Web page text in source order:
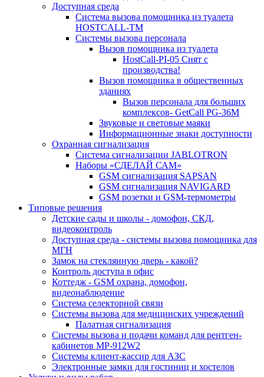
Доступная среда
Система вызова помощника из туалета
HOSTCALL-TM
Системы вызова персонала
Вызов помощника из туалета
HostCall-PI-05 Снят с
производства!
Вызов помощника в общественных
зданиях
Вызов персонала для больших
комплексов- GetCall PG-36M
Звуковые и световые маяки
Информационные знаки доступности
Охранная сигнализация
Система сигнализации JABLOTRON
Наборы «СДЕЛАЙ САМ»
GSM сигнализация SAPSAN
GSM сигнализация NAVIGARD
GSM розетки и GSM-термометры
Типовые решения
Детские сады и школы - домофон, СКД,
видеоконтроль
Доступная среда - системы вызова помощника для
МГН
Замок на стеклянную дверь - какой?
Контроль доступа в офис
Коттедж - GSM охрана, домофон,
видеонаблюдение
Система селекторной связи
Системы вызова для медицинских учреждений
Палатная сигнализация
Системы вызова и подачи команд для рентген-
кабинетов MP-912W2
Системы клиент-кассир для АЗС
Электронные замки для гостиниц и хостелов